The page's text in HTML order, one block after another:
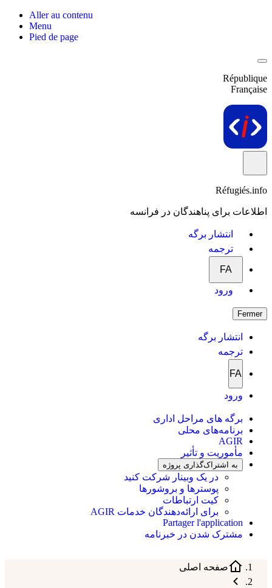
Aller au contenu
Menu
Pied de page
République
Française
Réfugiés.info
اطلاعات برای پناهندگان در فرانسه
انتشار برگه
ترجمه
FA
ورود
Fermer
انتشار برگه
ترجمه
FA
ورود
برگه های مراحل اداری
برنامه‌های محلی
AGIR
مأموریت و تأثیر
به اشتراک‌گذاری پروژه
در یک وبینار شرکت کنید
پوسترها و بروشورها
کیت ارتباطات
برای ارائه‌دهندگان خدمات AGIR
Partager l'application
مشترک شدن در خبرنامه
صفحه اصلی